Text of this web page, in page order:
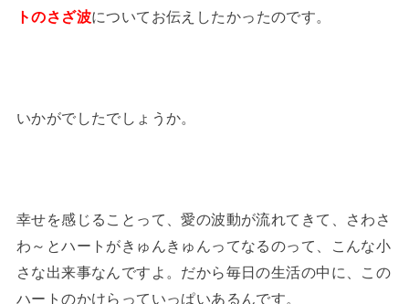
トのさざ波についてお伝えしたかったのです。
いかがでしたでしょうか。
幸せを感じることって、愛の波動が流れてきて、さわさ
わ～とハートがきゅんきゅんってなるのって、こんな小
さな出来事なんですよ。だから毎日の生活の中に、この
ハートのかけらっていっぱいあるんです。